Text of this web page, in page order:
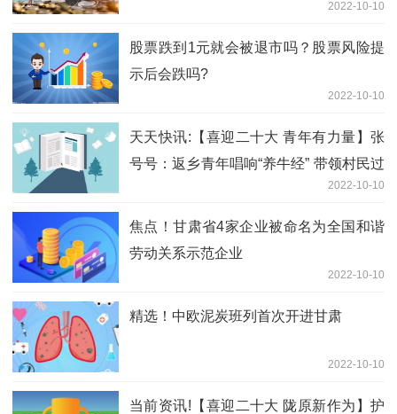
2022-10-10
股票跌到1元就会被退市吗？股票风险提
示后会跌吗?
2022-10-10
天天快讯:【喜迎二十大 青年有力量】张
号号：返乡青年唱响“养牛经” 带领村民过
2022-10-10
焦点！甘肃省4家企业被命名为全国和谐
劳动关系示范企业
2022-10-10
精选！中欧泥炭班列首次开进甘肃
2022-10-10
当前资讯!【喜迎二十大 陇原新作为】护